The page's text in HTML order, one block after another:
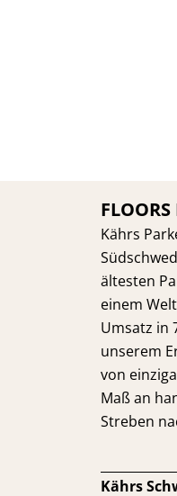
Kährs
ältesten
einem
Umsatz in
unserem
von
Maß an
Streben
Kährs